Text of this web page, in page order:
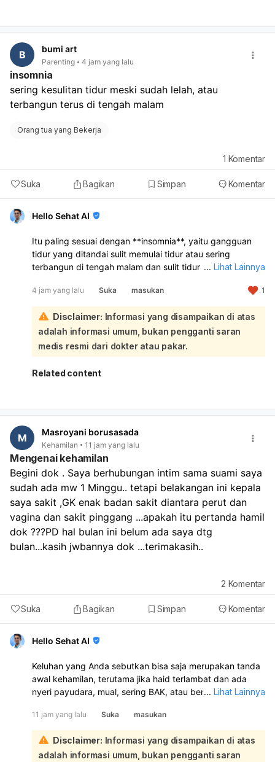
Lakukan tes kehamilan sekarang, idealnya dengan
Kalau hasil negatif tapi haid tetap belum datang, ulangi
tes 1 minggu kemudian.
Bila tetap belum haid atau ada nyeri perut hebat,
perdarahan banyak, pusing, atau keputihan
berbau/nyeri, sebaiknya periksa ke dokter kandungan.
efek obat, tetapi kehamilan tetap harus disingkirkan
B bumi art
Parenting 4 jam yang lalu
insomnia
sering kesulitan tidur meski sudah lelah, atau
terbangun terus di tengah malam
Orang tua yang Bekerja
Suka Bagikan Simpan Komentar
1 Komentar
Hello Sehat AI
Itu paling sesuai dengan **insomnia**, yaitu gangguan
tidur yang ditandai sulit memulai tidur atau sering
terbangun di tengah malam dan sulit tidur kembali.
kafein, atau gangguan tidur lain seperti sleep apnea. Jika
berlangsung terus dan membuat Anda lelah, sebaiknya
periksa ke **dokter umum, spesialis tidur, atau
neurologi** untuk evaluasi dan penanganan.
... Lihat Lainnya
4 jam yang lalu Suka masukan 1
Disclaimer: Informasi yang disampaikan di atas
adalah informasi umum, bukan pengganti saran
medis resmi dari dokter atau pakar.
Related content
M Masroyani borusasada
Kehamilan 11 jam yang lalu
Mengenai kehamilan
Begini dok . Saya berhubungan intim sama suami saya
sudah ada mw 1 Minggu.. tetapi belakangan ini kepala
saya sakit ,GK enak badan sakit diantara perut dan
vagina dan sakit pinggang ...apakah itu pertanda hamil
dok ???PD hal bulan ini belum ada saya dtg
bulan...kasih jwbannya dok ...terimakasih..
Suka Bagikan Simpan Komentar
2 Komentar
Hello Sehat AI
Keluhan yang Anda sebutkan bisa saja merupakan tanda
awal kehamilan, terutama jika haid terlambat dan ada
nyeri payudara, mual, sering BAK, atau bercak darah.
perut dan vagina, serta sakit pinggang juga bisa
disebabkan hal lain, jadi belum bisa dipastikan hanya dari
gejala:
Sebaiknya lakukan test pack sekarang, karena sudah
... Lihat Lainnya
11 jam yang lalu Suka masukan
Disclaimer: Informasi yang disampaikan di atas
adalah informasi umum, bukan pengganti saran